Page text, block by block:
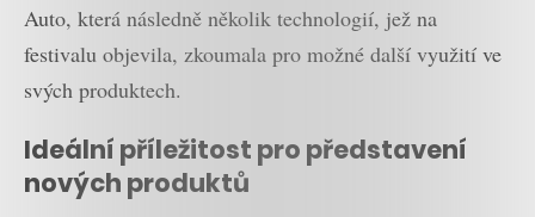
Auto, která následně několik technologií, jež na
festivalu objevila, zkoumala pro možné další využití ve
svých produktech.
Ideální příležitost pro představení
nových produktů